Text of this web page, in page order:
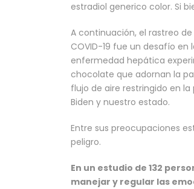
estradiol generico color. Si
A continuación, el rastreo
COVID-19 fue un desafío
enfermedad hepática
chocolate que adornan la
flujo de aire restringido en
Biden y nuestro estado.
Entre sus preocupaciones
peligro.
En un estudio de 132
manejar y regular las